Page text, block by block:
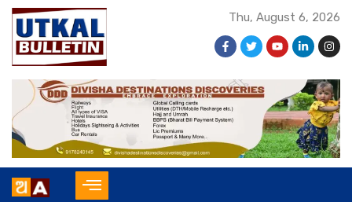
Thu, August 6, 2026